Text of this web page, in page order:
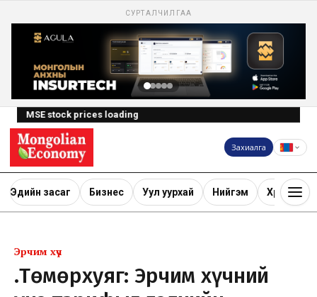
СУРТАЛЧИЛГАА
MSE stock prices loading
Захиалга
Эдийн засаг Бизнес Уул уурхай Нийгэм Хөрөнгө
Эрчим хүч
Ү.Төмөрхуяг: Эрчим хүчний